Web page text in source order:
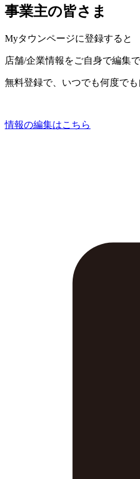
事業主の皆さま
Myタウンページに登録すると
店舗/企業情報をご自身で編集
無料登録で、いつでも何度で
情報の編集はこちら